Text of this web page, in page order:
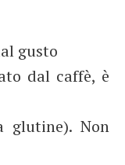
gusto
dal caffè, è
glutine). Non